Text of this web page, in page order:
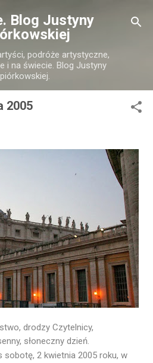
głównej zawartości
Blog Justyny
podróże artystyczne,
i na świecie. Blog Justyny
2005
drodzy Czytelnicy,
słonecznydzień.
sobotę, 2 kwietnia 2005 roku, w